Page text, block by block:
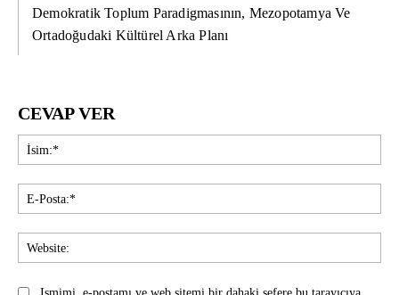
Demokratik Toplum Paradigmasının, Mezopotamya Ve
Ortadoğudaki Kültürel Arka Planı
CEVAP VER